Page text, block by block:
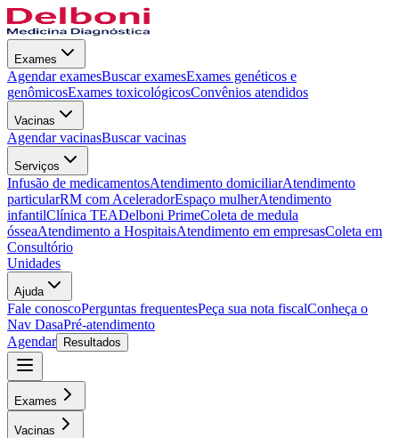
Exames
Agendar examesBuscar examesExames genéticos e
genômicosExames toxicológicosConvênios atendidos
Vacinas
Agendar vacinasBuscar vacinas
Serviços
Infusão de medicamentosAtendimento domiciliarAtendimento
particularRM com AceleradorEspaço mulherAtendimento
infantilClínica TEADelboni PrimeColeta de medula
ósseaAtendimento a HospitaisAtendimento em empresasColeta em
Consultório
Unidades
Ajuda
Fale conoscoPerguntas frequentesPeça sua nota fiscalConheça o
Nav DasaPré-atendimento
Agendar
Resultados
Exames
Vacinas